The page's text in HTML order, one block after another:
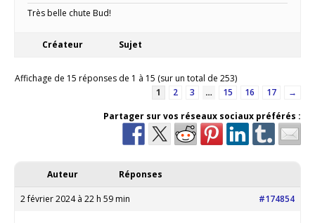
Très belle chute Bud!
Créateur Sujet
Affichage de 15 réponses de 1 à 15 (sur un total de 253)
1
2 3 … 15 16 17
→
Partager sur vos réseaux sociaux préférés :
Auteur Réponses
2 février 2024 à 22 h 59 min #174854